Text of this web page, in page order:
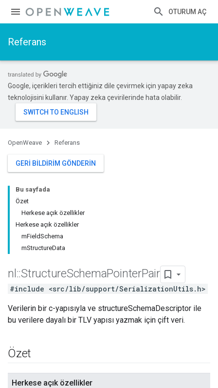
OTURUM AÇ
Referans
Google, içerikleri tercih ettiğiniz dile çevirmek için yapay zeka
teknolojisini kullanır. Yapay zeka çevirilerinde hata olabilir.
OpenWeave Referans
GERI BILDIRIM GÖNDERIN
Bu sayfada
Özet
Herkese açık özellikler
Herkese açık özellikler
mFieldSchema
mStructureData
nl ::StructureSchemaPointerPair
#include <src/lib/support/SerializationUtils.h>
Verilerin bir c-yapısıyla ve structureSchemaDescriptor ile
bu verilere dayalı bir TLV yapısı yazmak için çift veri.
Özet
Herkese açık özellikler